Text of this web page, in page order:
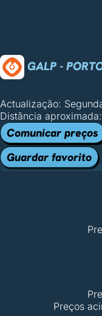
GALP -
Actualização:
Distância aproximada:
Comunicar preços
Guardar favorito
Preços